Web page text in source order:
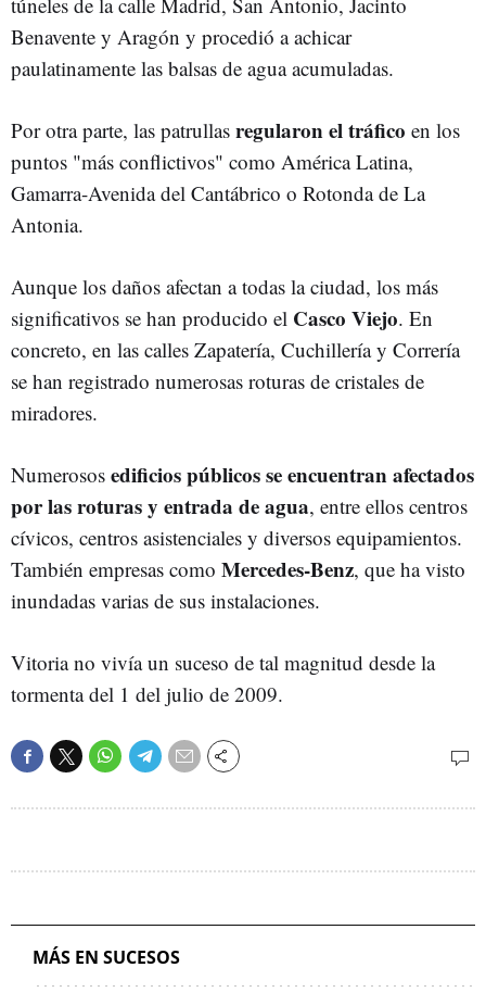
Benavente y Aragón y procedió a achicar
paulatinamente las balsas de agua acumuladas.
Por otra parte, las patrullas regularon el tráfico en los
puntos "más conflictivos" como América Latina,
Gamarra-Avenida del Cantábrico o Rotonda de La
Antonia.
Aunque los daños afectan a todas la ciudad, los más
significativos se han producido el Casco Viejo. En
concreto, en las calles Zapatería, Cuchillería y Correría
se han registrado numerosas roturas de cristales de
miradores.
Numerosos edificios públicos se encuentran afectados
por las roturas y entrada de agua, entre ellos centros
cívicos, centros asistenciales y diversos equipamientos.
También empresas como Mercedes-Benz, que ha visto
inundadas varias de sus instalaciones.
Vitoria no vivía un suceso de tal magnitud desde la
tormenta del 1 del julio de 2009.
MÁS EN SUCESOS